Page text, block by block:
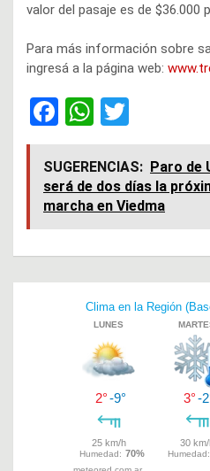
valor del pasaje es de $36.000
Para más información sobre
ingresá a la página web:
F
a
ce
b
o
o
k
W
h
at
s
A
p
p
wi
tt
er
SUGERENCIAS: Paro de
será de dos días la
marcha en Viedma
entradas